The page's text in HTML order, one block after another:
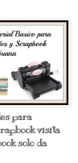
para
visita
solo da